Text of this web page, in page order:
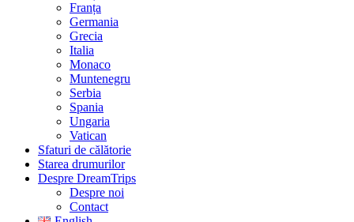
Franța
Germania
Grecia
Italia
Monaco
Muntenegru
Serbia
Spania
Ungaria
Vatican
Sfaturi de călătorie
Starea drumurilor
Despre DreamTrips
Despre noi
Contact